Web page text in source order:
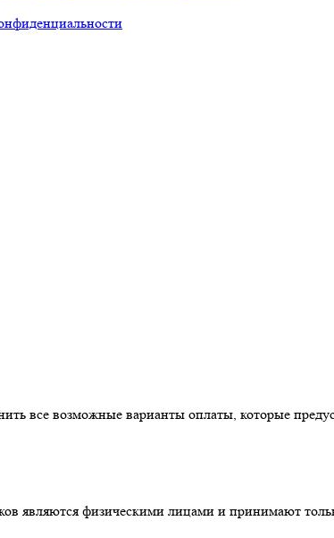
все возможные варианты оплаты, которые
являются физическими лицами и принимают